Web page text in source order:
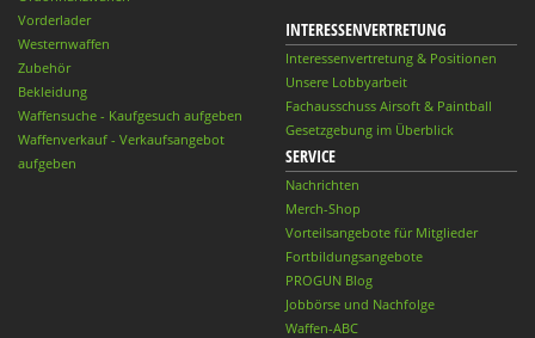
Vorderlader
Westernwaffen
Zubehör
Bekleidung
Waffensuche - Kaufgesuch aufgeben
Waffenverkauf - Verkaufsangebot
aufgeben
INTERESSENVERTRETUNG
Interessenvertretung & Positionen
Unsere Lobbyarbeit
Fachausschuss Airsoft & Paintball
Gesetzgebung im Überblick
SERVICE
Nachrichten
Merch-Shop
Vorteilsangebote für Mitglieder
Fortbildungsangebote
PROGUN Blog
Jobbörse und Nachfolge
Waffen-ABC